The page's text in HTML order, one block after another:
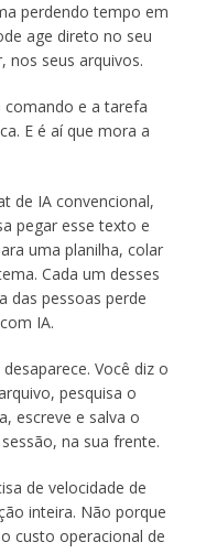
perdendo tempo em
age direto no seu
nos seus arquivos.
comando e a tarefa
E é aí que mora a
de IA convencional,
pegar esse texto e
uma planilha, colar
Cada um desses
das pessoas perde
IA.
Você diz o
pesquisa o
escreve e salva o
na sua frente.
de velocidade de
inteira. Não porque
custo operacional de